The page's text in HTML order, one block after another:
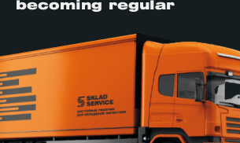
becoming regular